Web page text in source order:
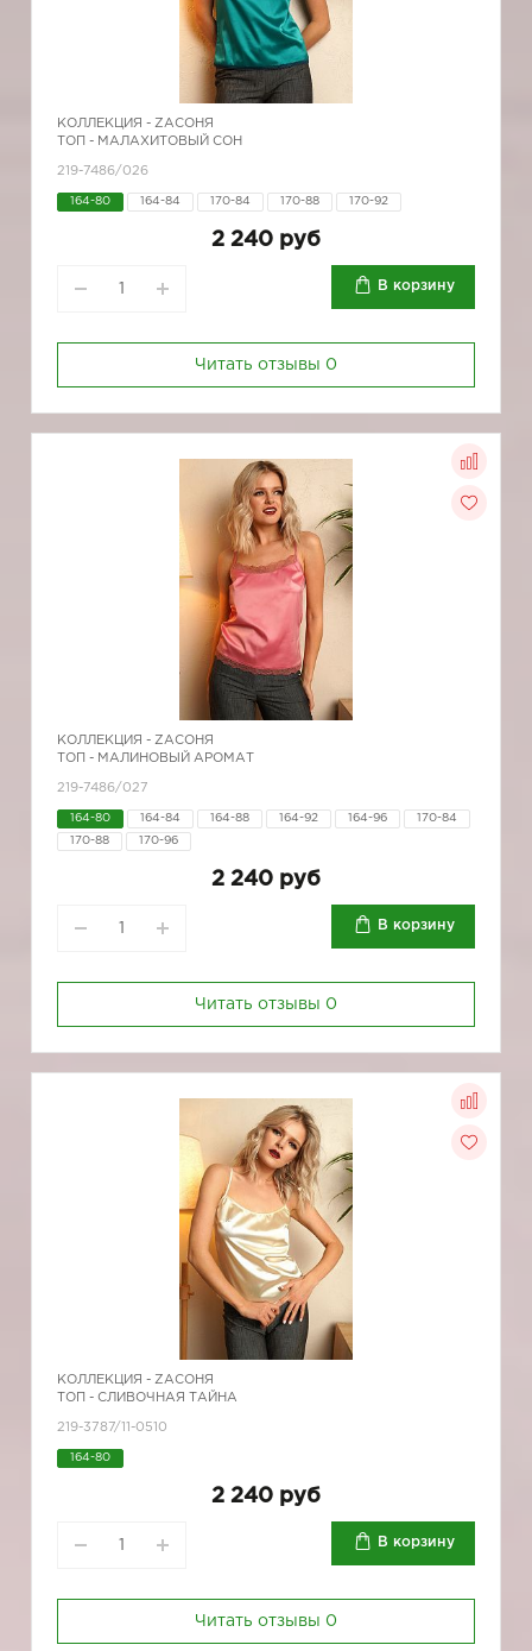
КОЛЛЕКЦИЯ - ZAСОНЯ
ТОП - МАЛАХИТОВЫЙ СОН
219-7486/026
164-80 164-84 170-84 170-88 170-92
2 240 руб
В корзину
Читать отзывы 0
КОЛЛЕКЦИЯ - ZAСОНЯ
ТОП - МАЛИНОВЫЙ АРОМАТ
219-7486/027
164-80 164-84 164-88 164-92 164-96 170-84
170-88 170-96
2 240 руб
В корзину
Читать отзывы 0
КОЛЛЕКЦИЯ - ZAСОНЯ
ТОП - СЛИВОЧНАЯ ТАЙНА
219-3787/11-0510
164-80
2 240 руб
В корзину
Читать отзывы 0